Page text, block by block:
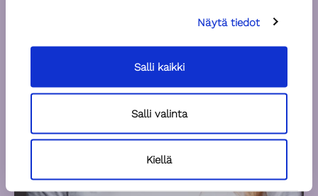
Näytä tiedot
Salli kaikki
Salli valinta
Kiellä